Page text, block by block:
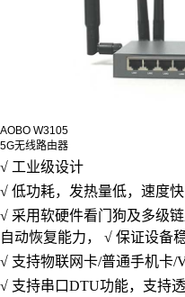
AOBO W3105
5G无线路由器
√ 工业级设计
√ 低功耗，发热量低，速度
√ 采用软硬件看门狗及多级
自动恢复能力，
√ 保证设备
√ 支持物联网卡/普通手机卡/
√ 支持串口DTU功能，支持